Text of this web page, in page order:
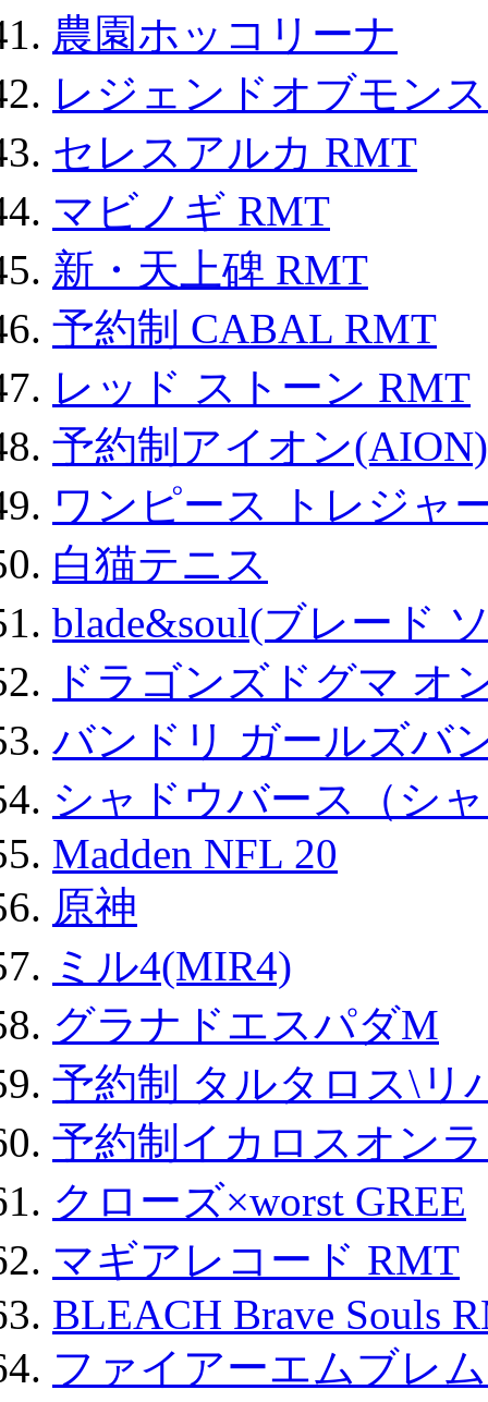
農園ホッコリーナ
レジェンドオブモン
セレスアルカ RMT
マビノギ RMT
新・天上碑 RMT
予約制 CABAL RMT
レッド ストーン RMT
予約制アイオン
ワンピース トレジャ
白猫テニス
blade&soul(ブレード
ドラゴンズドグマ オ
バンドリ ガールズバ
シャドウバース（シ
Madden NFL 20
原神
ミル4(MIR4)
グラナドエスパダM
予約制 タルタロス\リ
予約制イカロスオン
クローズ×worst GREE
マギアレコード RMT
BLEACH Brave Souls
ファイアーエムブレ